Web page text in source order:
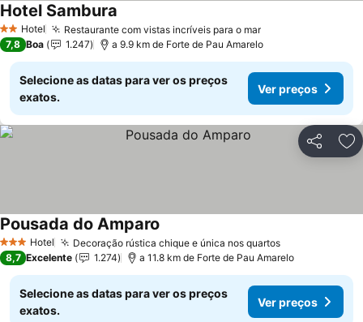
2 Estrelas
Hotel Restaurante com vistas incríveis para o marVer preços
Hotel Sambura
7,8 Boa 1.247 a 9.9 km de Forte de Pau Amarelo
Selecione as datas para ver os preços
exatos.
Ver preços
Partilhar
3 EstrelasHotel Decoração rústica chique e única nos quartosVer preços
Pousada do Amparo
8,7 Excelente 1.274 a 11.8 km de Forte de Pau Amarelo
Selecione as datas para ver os preços
exatos.
Ver preços